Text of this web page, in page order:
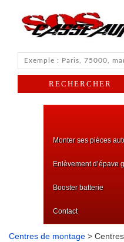
Monter ses pièces
Enlèvement d’épave
Booster batterie
Contact
Centres de montage >